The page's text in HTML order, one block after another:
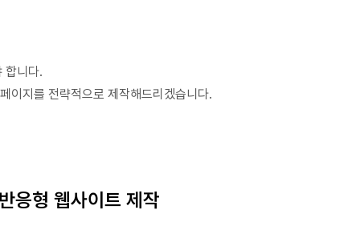
합니다.
이지를 전략적으로 제작해드리겠습니다.
응형 웹사이트 제작